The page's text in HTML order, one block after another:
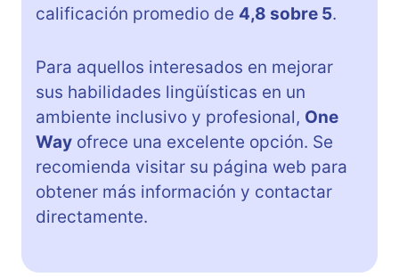
calificación promedio de 4,8 sobre 5.
Para aquellos interesados en mejorar
sus habilidades lingüísticas en un
ambiente inclusivo y profesional, One
Way ofrece una excelente opción. Se
recomienda visitar su página web para
obtener más información y contactar
directamente.